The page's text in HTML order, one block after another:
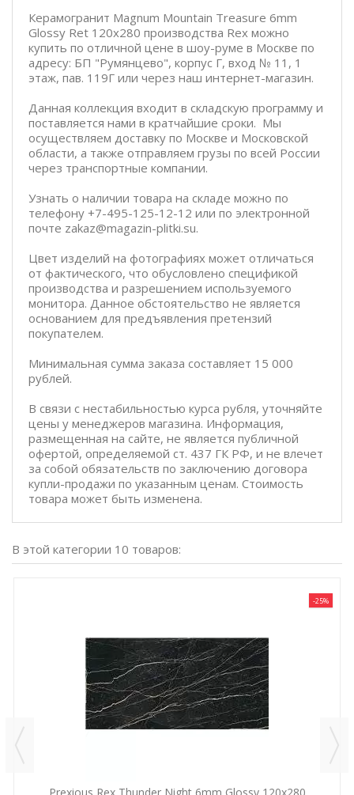
Керамогранит Magnum Mountain Treasure 6mm
Glossy Ret 120x280 производства Rex можно
купить по отличной цене в шоу-руме в Москве по
адресу: БП "Румянцево", корпус Г, вход № 11, 1
этаж, пав. 119Г или через наш интернет-магазин.
Данная коллекция входит в складскую программу и
поставляется нами в кратчайшие сроки. Мы
осуществляем доставку по Москве и Московской
области, а также отправляем грузы по всей России
через транспортные компании.
Узнать о наличии товара на складе можно по
телефону +7-495-125-12-12 или по электронной
почте zakaz@magazin-plitki.su.
Цвет изделий на фотографиях может отличаться
от фактического, что обусловлено спецификой
производства и разрешением используемого
монитора. Данное обстоятельство не является
основанием для предъявления претензий
покупателем.
Минимальная сумма заказа составляет 15 000
рублей.
В связи с нестабильностью курса рубля, уточняйте
цены у менеджеров магазина. Информация,
размещенная на сайте, не является публичной
офертой, определяемой ст. 437 ГК РФ, и не влечет
за собой обязательств по заключению договора
купли-продажи по указанным ценам. Стоимость
товара может быть изменена.
В этой категории 10 товаров:
-25%